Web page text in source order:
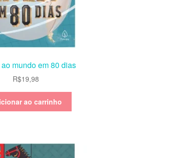
mundo em 80 dias
R$19,98
ao carrinho